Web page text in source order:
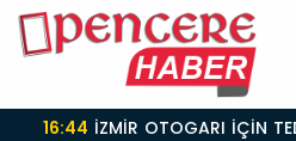
16:44